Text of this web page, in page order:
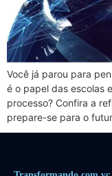
Você já parou para
é o papel das escolas
processo? Confira a
prepare-se para o